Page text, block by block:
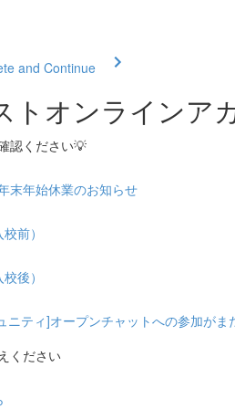
and Continue
トオンラインア
認ください💡
年始休業のお知らせ
前）
後）
ニティ]オープンチャットへの参加がま
ください